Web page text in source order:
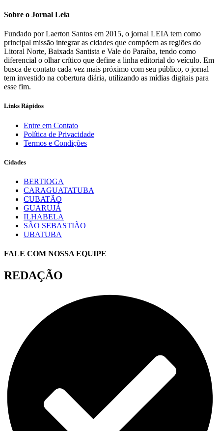
Sobre o Jornal Leia
Fundado por Laerton Santos em 2015, o jornal LEIA tem como
principal missão integrar as cidades que compõem as regiões do
Litoral Norte, Baixada Santista e Vale do Paraíba, tendo como
diferencial o olhar crítico que define a linha editorial do veículo. Em
busca de contato cada vez mais próximo com seu público, o jornal
tem investido na cobertura diária, utilizando as mídias digitais para
esse fim.
Links Rápidos
Entre em Contato
Política de Privacidade
Termos e Condições
Cidades
BERTIOGA
CARAGUATATUBA
CUBATÃO
GUARUJÁ
ILHABELA
SÃO SEBASTIÃO
UBATUBA
FALE COM NOSSA EQUIPE
REDAÇÃO